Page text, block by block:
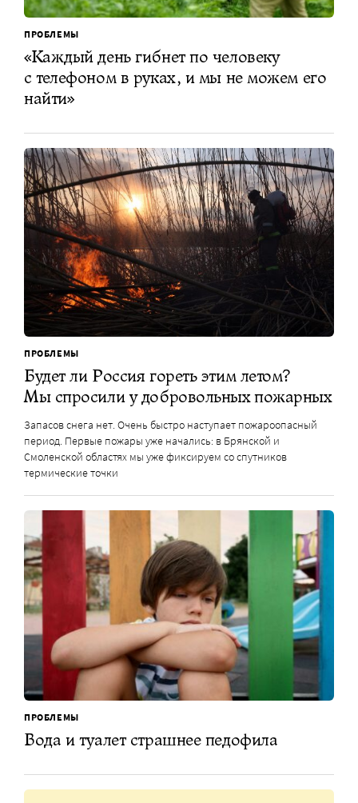
ПРОБЛЕМЫ
«Каждый день гибнет по человеку
с телефоном в руках, и мы не можем его
найти»
ПРОБЛЕМЫ
Будет ли Россия гореть этим летом?
Мы спросили у добровольных пожарных
Запасов снега нет. Очень быстро наступает пожароопасный
период. Первые пожары уже начались: в Брянской и
Смоленской областях мы уже фиксируем со спутников
термические точки
ПРОБЛЕМЫ
Вода и туалет страшнее педофила